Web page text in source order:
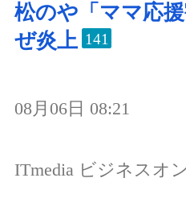
松のや「ママ応
ぜ炎上 141
08月06日 08:21
ITmedia ビジネスオ